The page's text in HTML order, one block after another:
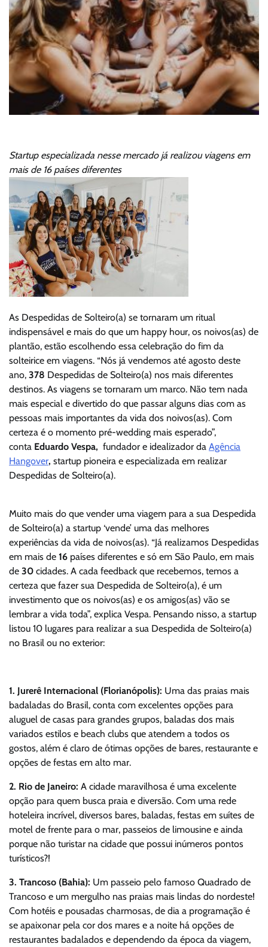
Startup especializada nesse mercado já realizou viagens em
mais de 16 países diferentes
As Despedidas de Solteiro(a) se tornaram um ritual
indispensável e mais do que um happy hour, os noivos(as) de
plantão, estão escolhendo essa celebração do fim da
solteirice em viagens. “Nós já vendemos até agosto deste
ano, 378 Despedidas de Solteiro(a) nos mais diferentes
destinos. As viagens se tornaram um marco. Não tem nada
mais especial e divertido do que passar alguns dias com as
pessoas mais importantes da vida dos noivos(as). Com
certeza é o momento pré-wedding mais esperado”,
conta Eduardo Vespa, fundador e idealizador da Agência
Hangover, startup pioneira e especializada em realizar
Despedidas de Solteiro(a).
Muito mais do que vender uma viagem para a sua Despedida
de Solteiro(a) a startup ‘vende’ uma das melhores
experiências da vida de noivos(as). “Já realizamos Despedidas
em mais de 16 países diferentes e só em São Paulo, em mais
de 30 cidades. A cada feedback que recebemos, temos a
certeza que fazer sua Despedida de Solteiro(a), é um
investimento que os noivos(as) e os amigos(as) vão se
lembrar a vida toda”, explica Vespa. Pensando nisso, a startup
listou 10 lugares para realizar a sua Despedida de Solteiro(a)
no Brasil ou no exterior:
1. Jurerê Internacional (Florianópolis): Uma das praias mais
badaladas do Brasil, conta com excelentes opções para
aluguel de casas para grandes grupos, baladas dos mais
variados estilos e beach clubs que atendem a todos os
gostos, além é claro de ótimas opções de bares, restaurante e
opções de festas em alto mar.
2. Rio de Janeiro: A cidade maravilhosa é uma excelente
opção para quem busca praia e diversão. Com uma rede
hoteleira incrível, diversos bares, baladas, festas em suítes de
motel de frente para o mar, passeios de limousine e ainda
porque não turistar na cidade que possui inúmeros pontos
turísticos?!
3. Trancoso (Bahia): Um passeio pelo famoso Quadrado de
Trancoso e um mergulho nas praias mais lindas do nordeste!
Com hotéis e pousadas charmosas, de dia a programação é
se apaixonar pela cor dos mares e a noite há opções de
restaurantes badalados e dependendo da época da viagem,